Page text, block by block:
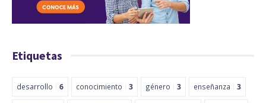
Etiquetas
desarrollo 6 conocimiento 3 género 3 enseñanza 3